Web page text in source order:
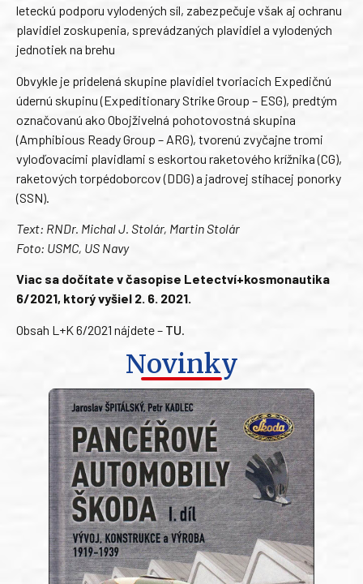
leteckú podporu vylodených síl, zabezpečuje však aj ochranu
plavidiel zoskupenia, sprevádzaných plavidiel a vylodených
jednotiek na brehu
Obvykle je pridelená skupine plavidiel tvoriacich Expedičnú
údernú skupinu (Expeditionary Strike Group – ESG), predtým
označovanú ako Obojživelná pohotovostná skupina
(Amphibious Ready Group – ARG), tvorenú zvyčajne tromi
vyloďovacími plavidlami s eskortou raketového krížnika (CG),
raketových torpédoborcov (DDG) a jadrovej stíhacej ponorky
(SSN).
Text: RNDr. Michal J. Stolár, Martin Stolár
Foto: USMC, US Navy
Viac sa dočítate v časopise Letectví+kosmonautika
6/2021, ktorý vyšiel 2. 6. 2021.
Obsah L+K 6/2021 nájdete – TU
Novinky